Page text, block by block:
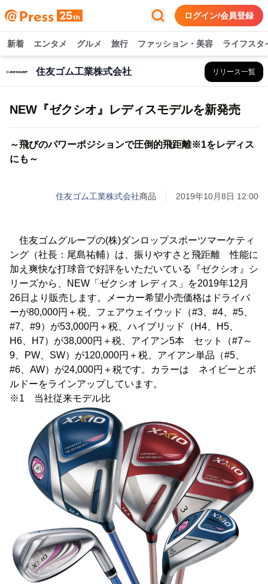
ログイン/会員登録
新着 エンタメ グルメ 旅行 ファッション・美容 ライフスタ
住友ゴム工業株式会社 リリース一覧
NEW『ゼクシオ』レディスモデルを新発売
～飛びのパワーポジションで圧倒的飛距離※1をレディス
にも～
住友ゴム工業株式会社商品 2019年10月8日 12:00
住友ゴムグループの(株)ダンロップスポーツマーケティ
ング（社長：尾島祐輔）は、振りやすさと飛距離 性能に
加え爽快な打球音で好評をいただいている『ゼクシオ』シ
リーズから、NEW「ゼクシオ レディス」を2019年12月
26日より販売します。メーカー希望小売価格はドライバ
ーが80,000円＋税、フェアウェイウッド（#3、#4、#5、
#7、#9）が53,000円＋税、ハイブリッド（H4、H5、
H6、H7）が38,000円＋税、アイアン5本 セット（#7～
9、PW、SW）が120,000円＋税、アイアン単品（#5、
#6、AW）が24,000円＋税です。カラーは ネイビーとボ
ルドーをラインアップしています。
※1 当社従来モデル比